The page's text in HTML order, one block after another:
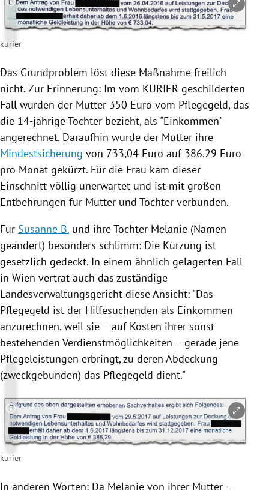
Copyright-Hinweis öffnen/schließen
kurier
Das Grundproblem löst diese Maßnahme freilich
nicht. Zur Erinnerung: Im vom KURIER geschilderten
Fall wurden der Mutter 350 Euro vom Pflegegeld, das
die 14-jährige Tochter bezieht, als "Einkommen"
angerechnet. Daraufhin wurde der Mutter ihre
Mindestsicherung von 733,04 Euro auf 386,29 Euro
pro Monat gekürzt. Für die Frau kam dieser
Einschnitt völlig unerwartet und ist mit großen
Entbehrungen für Mutter und Tochter verbunden.
Für Susanne B. und ihre Tochter Melanie (Namen
geändert) besonders schlimm: Die Kürzung ist
gesetzlich gedeckt. In einem ähnlich gelagerten Fall
in Wien vertrat auch das zuständige
Landesverwaltungsgericht diese Ansicht: "Das
Pflegegeld ist der Hilfesuchenden als Einkommen
anzurechnen, weil sie – auf Kosten ihrer sonst
bestehenden Verdienstmöglichkeiten – gerade jene
Pflegeleistungen erbringt, zu deren Abdeckung
(zweckgebunden) das Pflegegeld dient."
Copyright-Hinweis öffnen/schließen
kurier
In anderen Worten: Da Melanie von ihrer Mutter –